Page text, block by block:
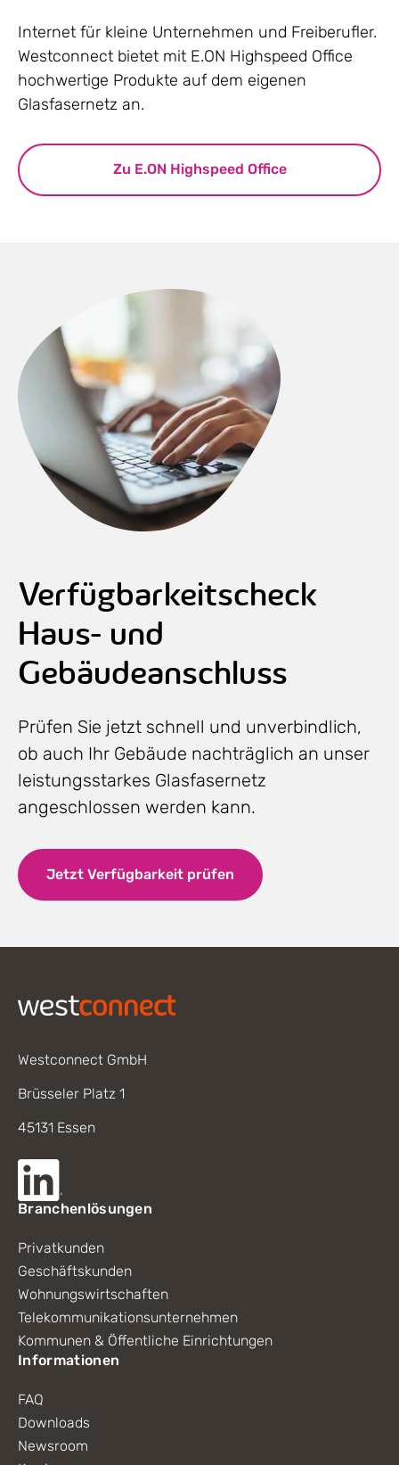
Internet für kleine Unternehmen und Freiberufler.
Westconnect bietet mit E.ON Highspeed Office
hochwertige Produkte auf dem eigenen
Glasfasernetz an.
Zu E.ON Highspeed Office
Verfügbarkeitscheck
Haus- und
Gebäudeanschluss
Prüfen Sie jetzt schnell und unverbindlich,
ob auch Ihr Gebäude nachträglich an unser
leistungsstarkes Glasfasernetz
angeschlossen werden kann.
Jetzt Verfügbarkeit prüfen
Westconnect GmbH
Brüsseler Platz 1
45131 Essen
Branchenlösungen
Privatkunden
Geschäftskunden
Wohnungswirtschaften
Telekommunikationsunternehmen
Kommunen & Öffentliche Einrichtungen
Informationen
FAQ
Downloads
Newsroom